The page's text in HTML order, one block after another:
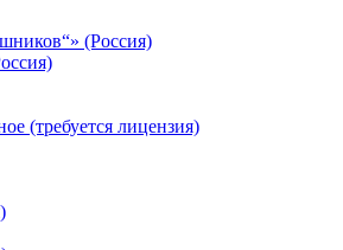
(Россия)
(требуется лицензия)